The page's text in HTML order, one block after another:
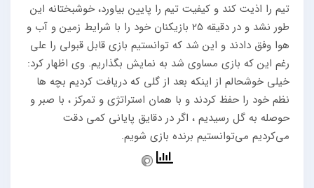
تیم را اذیت کند و کیفیت تیم را پایین بیاورد، خوشبختانه این
طور نشد و در دقیقه ۲۵ بازیکنان خود را با شرایط زمین و آب و
هوا وفق دادند و این شد که توانستیم بازی قابل قبولی را علی
رغم این که بازی مساوی شد به نمایش بگذاریم. وی اظهار کرد:
خیلی خوشحالم از اینکه بعد از گلی که دریافت کردیم بچه ها
نظم خود را حفظ کردند و با همان استراتژی و تمرکز ، با صبر و
حوصله به گل رسیدیم ، اگر در دقایق پایانی کمی دقت
می‌کردیم می‌توانستیم برنده بازی شویم.